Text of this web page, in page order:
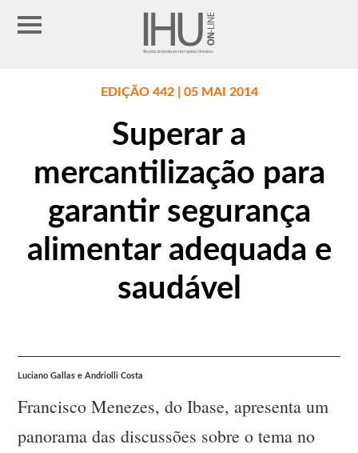
EDIÇÃO 442 | 05 MAI 2014
Superar a
mercantilização para
garantir segurança
alimentar adequada e
saudável
Luciano Gallas e Andriolli Costa
Francisco Menezes, do Ibase, apresenta um
panorama das discussões sobre o tema no